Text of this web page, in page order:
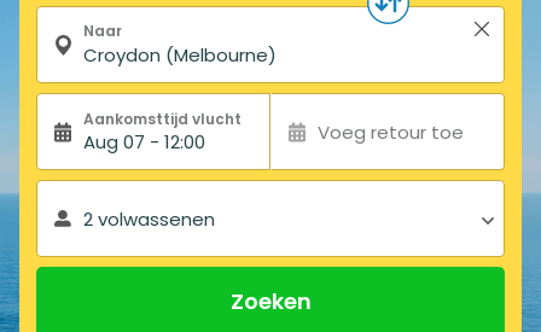
Naar
Aankomsttijd vlucht
Aug 07 - 12:00 Voeg retour toe
2 volwassenen
Zoeken